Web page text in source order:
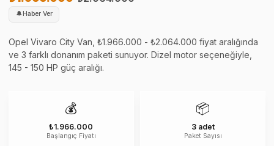
🔔 Haber Ver
Opel Vivaro City Van, ₺1.966.000 - ₺2.064.000 fiyat aralığında
ve 3 farklı donanım paketi sunuyor. Dizel motor seçeneğiyle,
145 - 150 HP güç aralığı.
💰
₺1.966.000
Başlangıç Fiyatı
📦
3 adet
Paket Sayısı